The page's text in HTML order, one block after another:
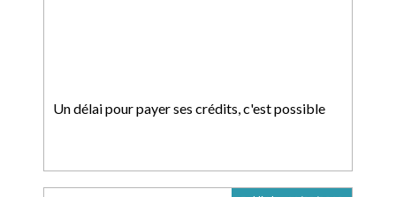
Un délai pour payer ses crédits, c'est possible